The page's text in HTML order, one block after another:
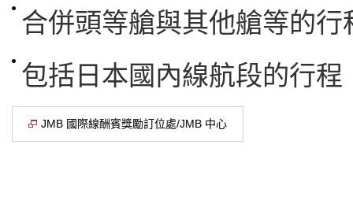
合併頭等艙與其他艙等的行
包括日本國內線航段的行程
JMB 國際線酬賓獎勵訂位處/JMB 中心